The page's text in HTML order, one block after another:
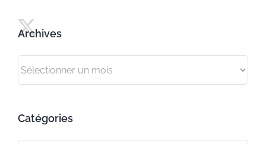
Archives
Catégories